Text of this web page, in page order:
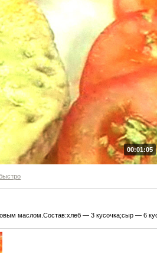
00:01:05
маслом.Состав:хлеб — 3 кусочка;сыр — 6